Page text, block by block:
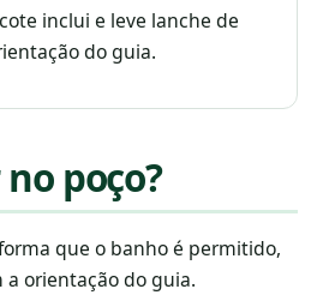
inclui e leve lanche de
do guia.
poço?
que o banho é permitido,
orientação do guia.